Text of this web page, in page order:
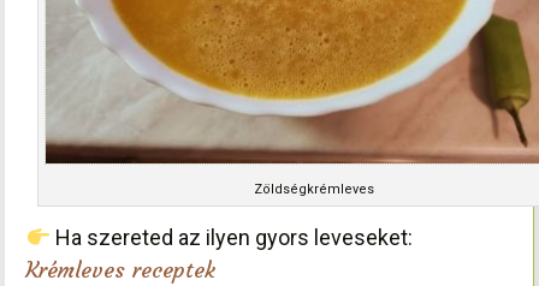
Zöldségkrémleves
Ha szereted az ilyen gyors leveseket:
Krémleves receptek